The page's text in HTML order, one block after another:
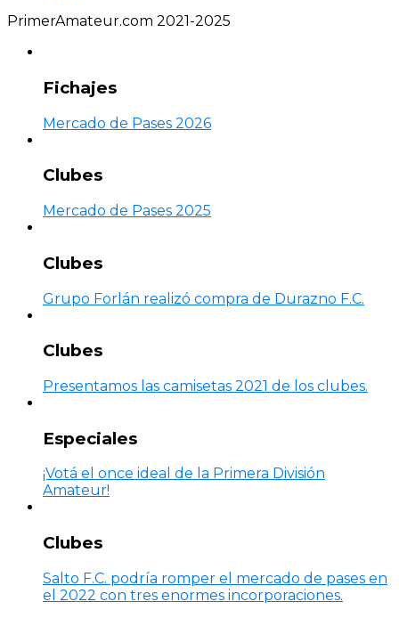
PrimerAmateur.com 2021-2025
Fichajes
Mercado de Pases 2026
Clubes
Mercado de Pases 2025
Clubes
Grupo Forlán realizó compra de Durazno F.C.
Clubes
Presentamos las camisetas 2021 de los clubes.
Especiales
¡Votá el once ideal de la Primera División
Amateur!
Clubes
Salto F.C. podría romper el mercado de pases en
el 2022 con tres enormes incorporaciones.